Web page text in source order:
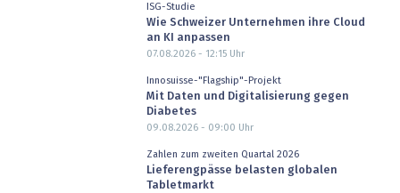
ISG-Studie
Wie Schweizer Unternehmen ihre Cloud
an KI anpassen
07.08.2026 - 12:15Uhr
Innosuisse-"Flagship"-Projekt
Mit Daten und Digitalisierung gegen
Diabetes
09.08.2026 - 09:00 Uhr
Zahlen zum zweiten Quartal 2026
Lieferengpässe belasten globalen
Tabletmarkt